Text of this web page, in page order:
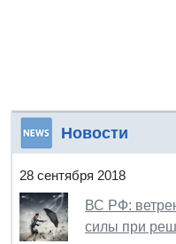
Новости
28 сентября 2018
ВС РФ:
силы при